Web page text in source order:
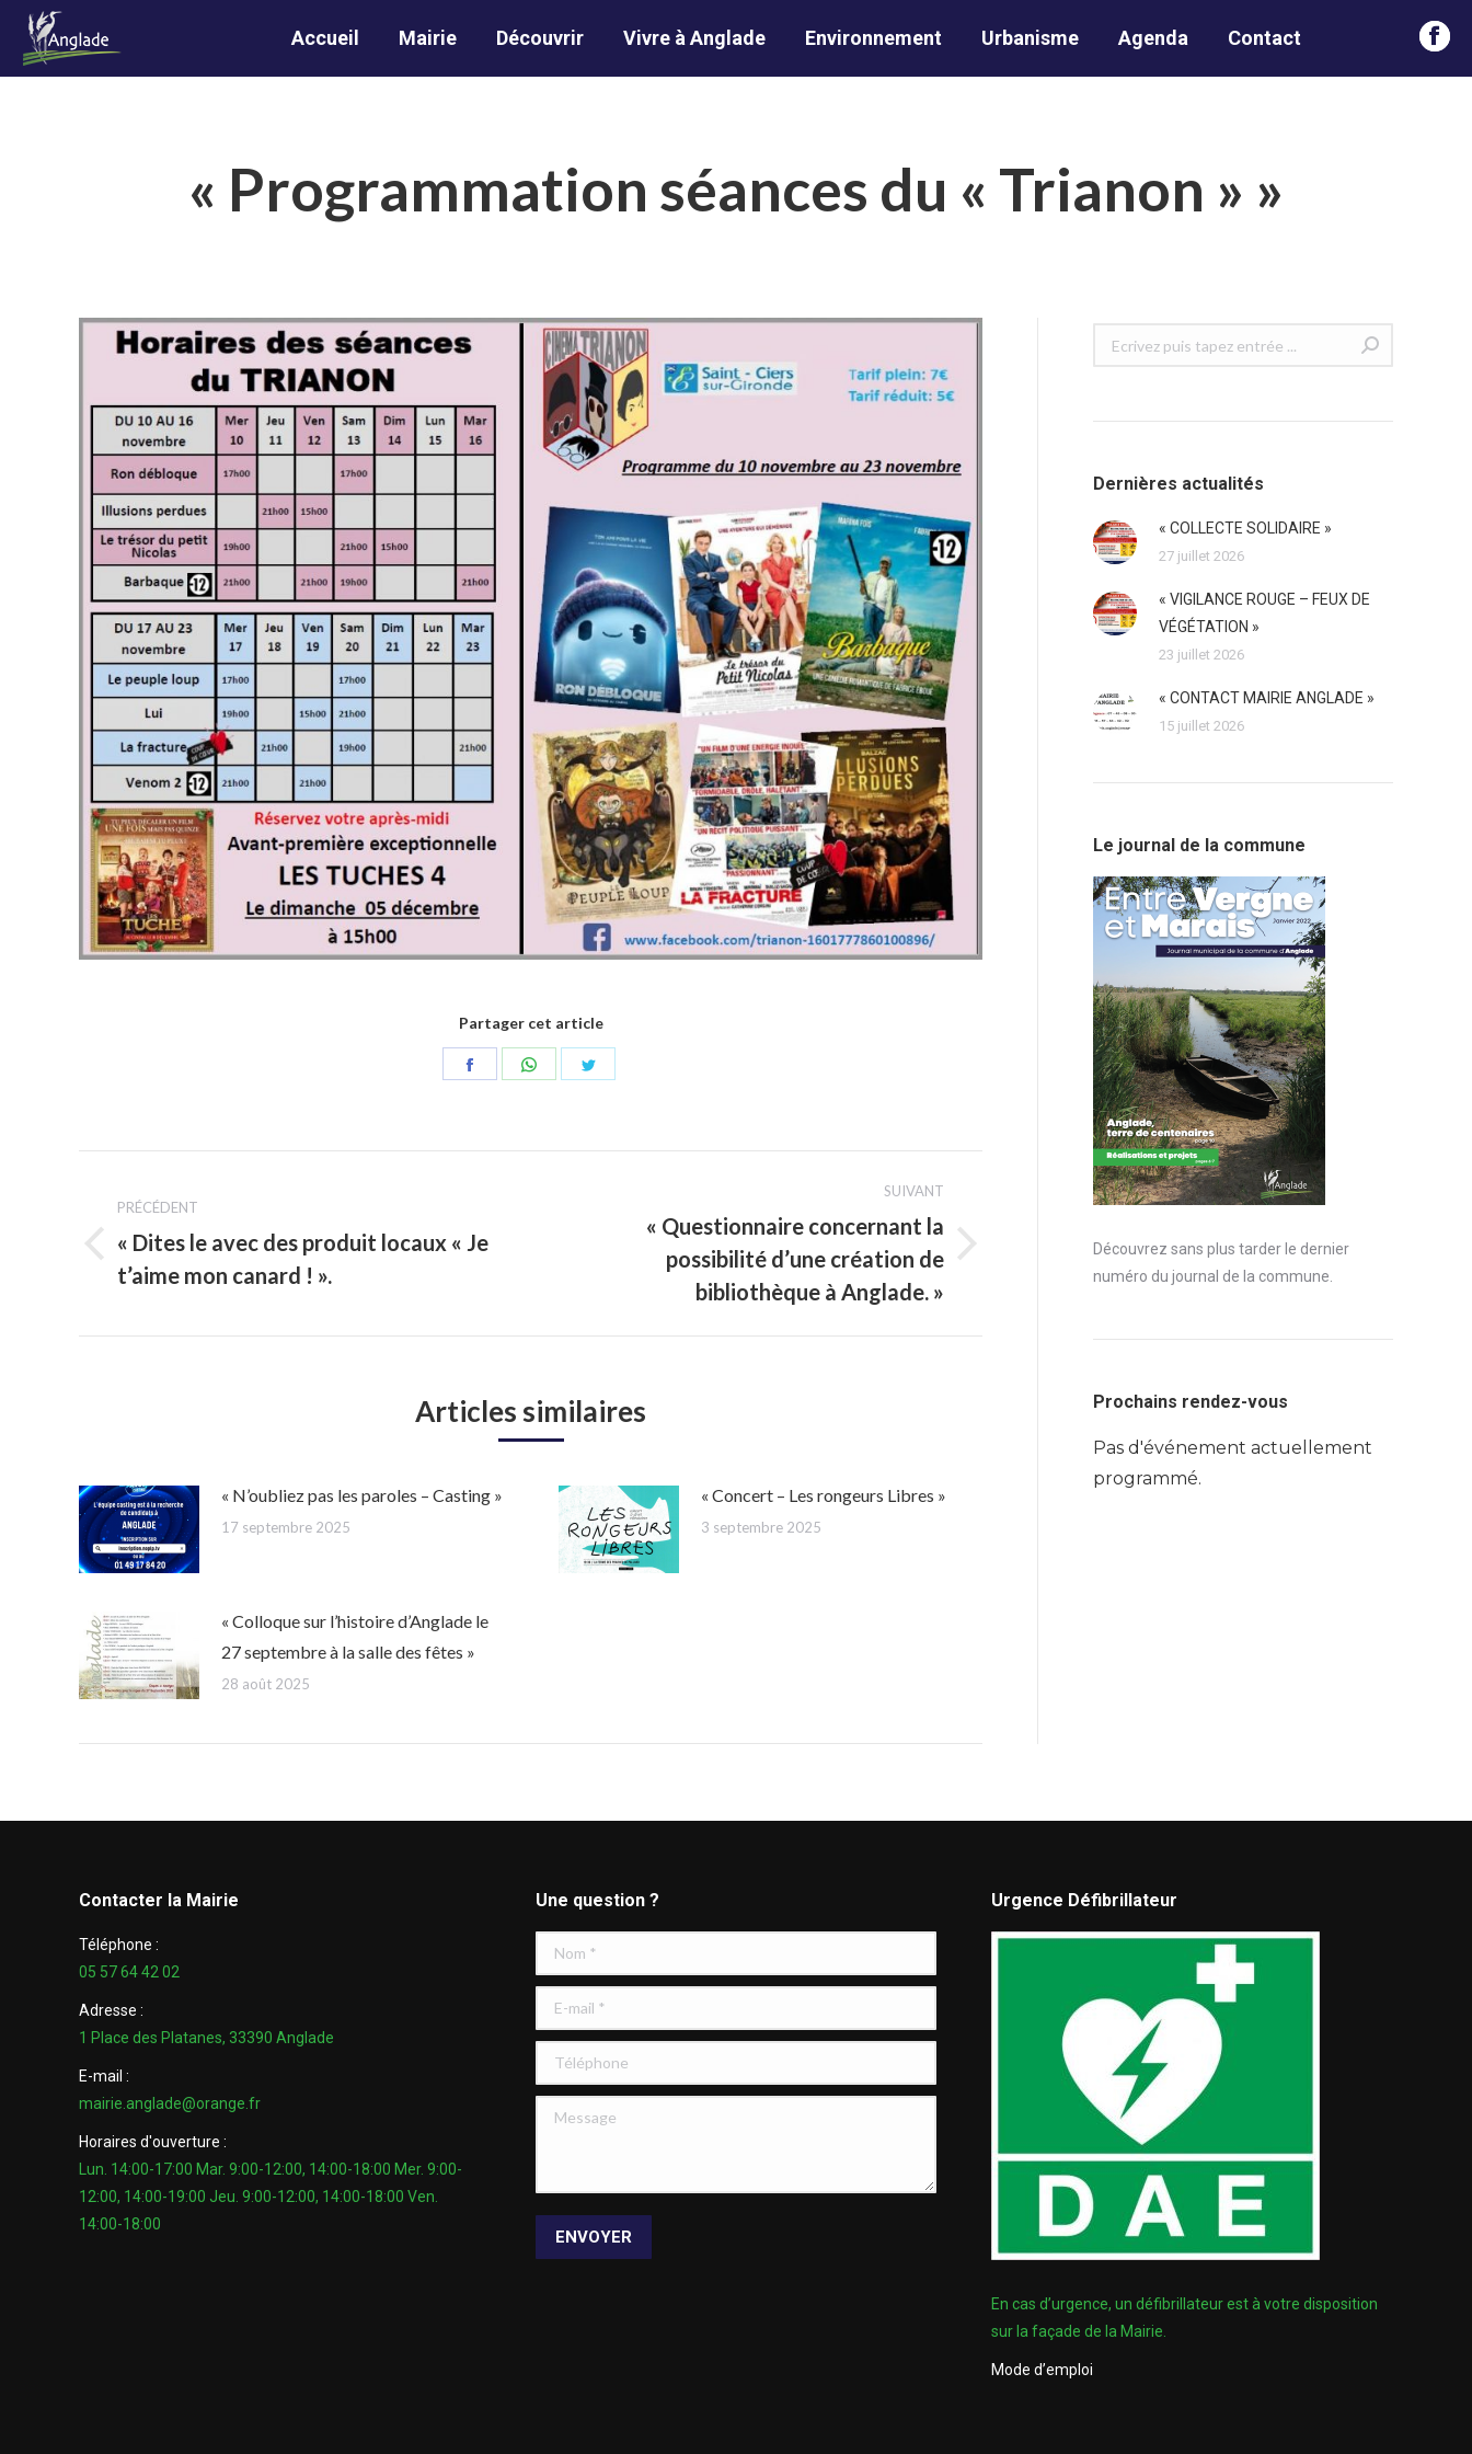
Accueil Mairie Découvrir Vivre à Anglade Environnement Urbanisme Agenda Contact
page
« Programmation séances du « Trianon » »
Partager cet article
PartagerPartagerPartager
article
PRÉCÉDENT
Article
précédent
« Dites le avec des produit locaux « Je
t’aime mon canard ! ».
SUIVANT
« Questionnaire concernant la
possibilité d’une création de
bibliothèque à Anglade. »
Articles similaires
« N’oubliez pas les paroles – Casting »
17 septembre 2025
« Concert – Les rongeurs Libres »
3 septembre 2025
« Colloque sur l’histoire d’Anglade le
27 septembre à la salle des fêtes »
28 août 2025
Dernières actualités
« COLLECTE SOLIDAIRE »
27 juillet 2026
« VIGILANCE ROUGE – FEUX DE
VÉGÉTATION »
23 juillet 2026
« CONTACT MAIRIE ANGLADE »
15 juillet 2026
Le journal de la commune
Découvrez sans plus tarder le dernier
numéro du journal de la commune.
Prochains rendez-vous
Pas d'événement actuellement
programmé.
Contacter la Mairie
Téléphone :
05 57 64 42 02
Adresse :
1 Place des Platanes, 33390 Anglade
E-mail :
mairie.anglade@orange.fr
Horaires d'ouverture :
Lun. 14:00-17:00 Mar. 9:00-12:00, 14:00-18:00 Mer. 9:00-
12:00, 14:00-19:00 Jeu. 9:00-12:00, 14:00-18:00 Ven.
14:00-18:00
Une question ?
Nom *
E-mail *
Téléphone
Message
ENVOYER
Urgence Défibrillateur
En cas d’urgence, un défibrillateur est à votre disposition
sur la façade de la Mairie.
Mode d’emploi